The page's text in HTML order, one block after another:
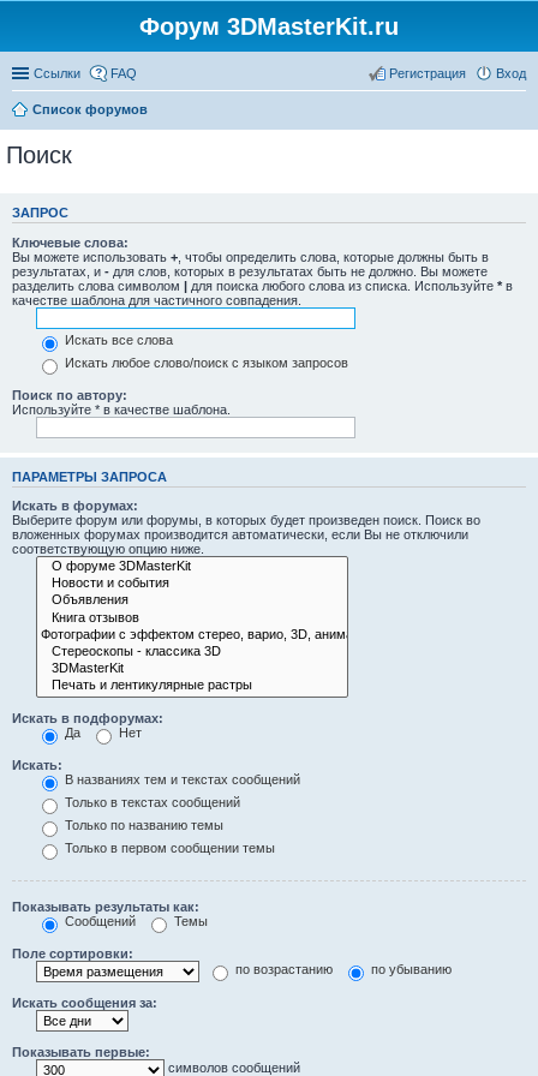
Форум 3DMasterKit.ru
Ссылки FAQ Вход
Регистрация
Список форумов
Поиск
ЗАПРОС
Ключевые слова:
Вы можете использовать + , чтобы определить слова, которые должны быть в
результатах, и - для слов, которых в результатах быть не должно. Вы можете
разделить слова символом | для поиска любого слова из списка. Используйте * в
качестве шаблона для частичного совпадения.
Искать все слова
Искать любое слово/поиск с языком запросов
Поиск по автору:
Используйте * в качестве шаблона.
ПАРАМЕТРЫ ЗАПРОСА
Искать в форумах:
Выберите форум или форумы, в которых будет произведен поиск. Поиск во
вложенных форумах производится автоматически, если Вы не отключили
соответствующую опцию ниже.
Искать в подфорумах:
Да
Нет
Искать:
В названиях тем и текстах сообщений
Только в текстах сообщений
Только по названию темы
Только в первом сообщении темы
Показывать результаты как:
Сообщений
Темы
Поле сортировки:
по возрастанию
по убыванию
Искать сообщения за:
Показывать первые:
символов сообщений